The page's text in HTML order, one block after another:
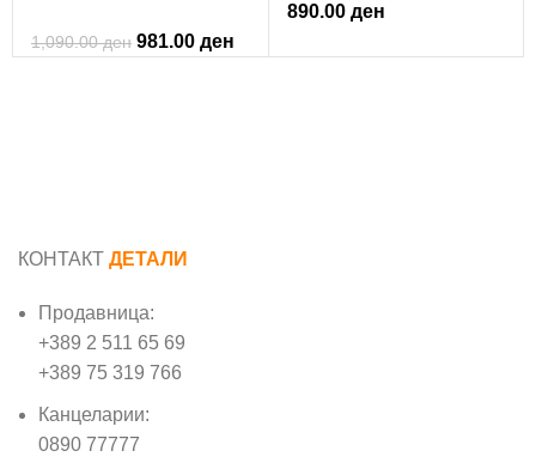
1,090.00ден 981.00 ден
890.00 ден
КОНТАКТ ДЕТАЛИ
Продавница:
+389 2 511 65 69
+389 75 319 766
Канцеларии:
0890 77777